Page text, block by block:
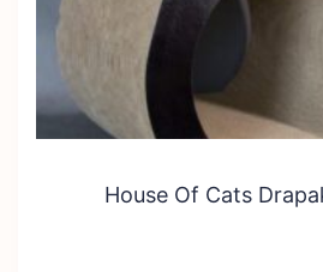
House Of Cats